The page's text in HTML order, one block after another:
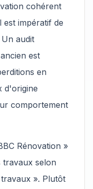
cohérent
est impératif de
audit
est
en
d'origine
comportement
Rénovation »
travaux selon
». Plutôt